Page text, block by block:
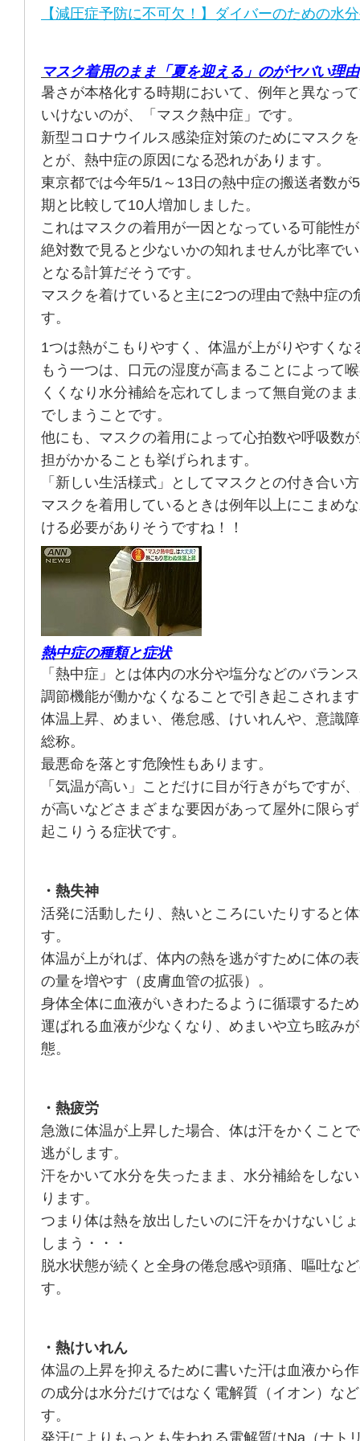
【減圧症予防に不可欠！】ダイバーのための水
マスク着用のまま「夏を迎える」のがヤバい理由
暑さが本格化する時期において、例年と異なっ
いけないのが、「マスク熱中症」です。
新型コロナウイルス感染症対策のためにマスク
とが、熱中症の原因になる恐れがあります。
東京都では今年5/1～13日の熱中症の搬送者数が
期と比較して10人増加しました。
これはマスクの着用が一因となっている可能性
絶対数で見ると少ないかの知れませんが比率で
となる計算だそうです。
マスクを着けていると主に2つの理由で熱中症の
す。
1つは熱がこもりやすく、体温が上がりやすくな
もう一つは、口元の湿度が高まることによって
くくなり水分補給を忘れてしまって無自覚のま
でしまうことです。
他にも、マスクの着用によって心拍数や呼吸数
担がかかることも挙げられます。
「新しい生活様式」としてマスクとの付き合い
マスクを着用しているときは例年以上にこまめ
ける必要がありそうですね！！
熱中症の種類と症状
「熱中症」とは体内の水分や塩分などのバラン
調節機能が働かなくなることで引き起こされま
体温上昇、めまい、倦怠感、けいれんや、意識
総称。
最悪命を落とす危険性もあります。
「気温が高い」ことだけに目が行きがちですが
が高いなどさまざまな要因があって屋外に限ら
起こりうる症状です。
・熱失神
活発に活動したり、熱いところにいたりすると
す。
体温が上がれば、体内の熱を逃がすために体の
の量を増やす（皮膚血管の拡張）。
身体全体に血液がいきわたるように循環するた
運ばれる血液が少なくなり、めまいや立ち眩み
態。
・熱疲労
急激に体温が上昇した場合、体は汗をかくこと
逃がします。
汗をかいて水分を失ったまま、水分補給をしな
ります。
つまり体は熱を放出したいのに汗をかけないじ
しまう・・・
脱水状態が続くと全身の倦怠感や頭痛、嘔吐な
す。
・熱けいれん
体温の上昇を抑えるために書いた汗は血液から
の成分は水分だけではなく電解質（イオン）な
す。
発汗によりもっとも失われる電解質はNa（ナト